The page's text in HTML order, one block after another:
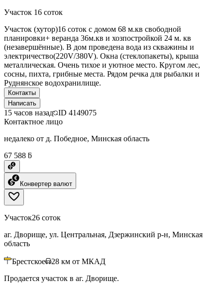
Участок 16 соток
Участок (хутор)16 соток с домом 68 м.кв свободной
планировки+ веранда 36м.кв и хозпостройкой 24 м. кв
(незавершённые). В дом проведена вода из скважины и
электричество(220V/380V). Окна (стеклопакеты), крыша
металлическая. Очень тихое и уютное место. Кругом лес,
сосны, пихта, грибные места. Рядом речка для рыбалки и
Руднянское водохранилище.
Контакты
Написать
15 часов назад ID 4149075
Контактное лицо
недалеко от д. Победное, Минская область
67 588 ƃ
Конвертер валют
Участок26 соток
аг. Дворище, ул. Центральная, Дзержинский р-н, Минская
область
Брестское 28 км от МКАД
Продается участок в аг. Дворище.